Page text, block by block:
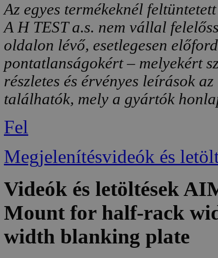
Az egyes termékeknél
A H TEST a.s. nem vállal
oldalon lévő, esetlegesen
pontatlanságokért – melyekért
részletes és érvényes leírások
találhatók, mely a gyártók
Fel
Megjelenítésvideók és
Videók és letöltések
Mount for half-rack
width blanking plate